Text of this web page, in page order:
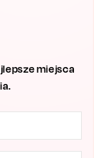
miejsca